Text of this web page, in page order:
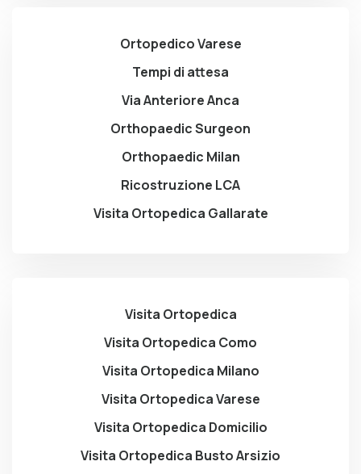
Ortopedico Varese
Tempi di attesa
Via Anteriore Anca
Orthopaedic Surgeon
Orthopaedic Milan
Ricostruzione LCA
Visita Ortopedica Gallarate
Visita Ortopedica
Visita Ortopedica Como
Visita Ortopedica Milano
Visita Ortopedica Varese
Visita Ortopedica Domicilio
Visita Ortopedica Busto Arsizio